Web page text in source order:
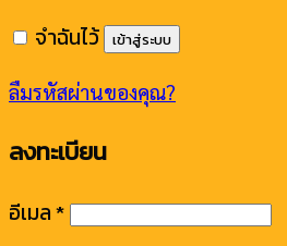
จำฉันไว้ เข้าสู่ระบบ
ลืมรหัสผ่านของคุณ?
ลงทะเบียน
อีเมล*